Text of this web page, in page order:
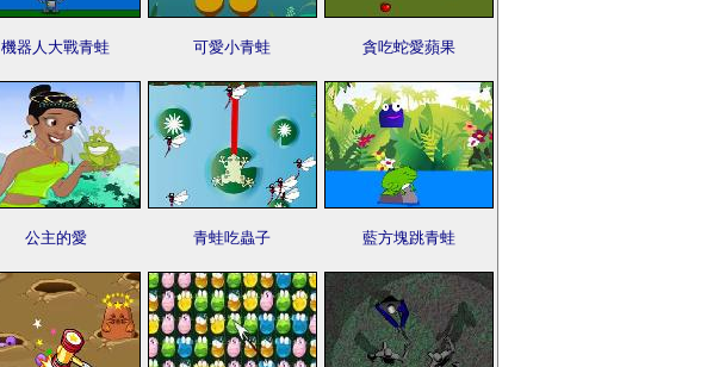
機器人大戰青蛙 可愛小青蛙 貪吃蛇愛蘋果
公主的愛 青蛙吃蟲子 藍方塊跳青蛙